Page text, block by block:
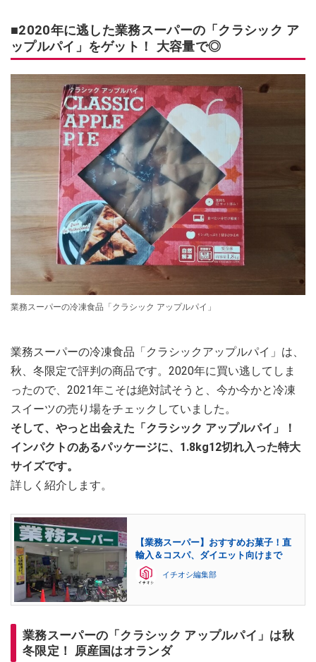
■2020年に逃した業務スーパーの「クラシック ア
ップルパイ」をゲット！ 大容量で◎
業務スーパーの冷凍食品「クラシック アップルパイ」
業務スーパーの冷凍食品「クラシックアップルパイ」は、
秋、冬限定で評判の商品です。2020年に買い逃してしま
ったので、2021年こそは絶対試そうと、今か今かと冷凍
スイーツの売り場をチェックしていました。
そして、やっと出会えた「クラシック アップルパイ」！
インパクトのあるパッケージに、1.8kg12切れ入った特大
サイズです。
詳しく紹介します。
【業務スーパー】おすすめお菓子！直
輸入＆コスパ、ダイエット向けまで
イチオシ編集部
業務スーパーの「クラシック アップルパイ」は秋
冬限定！ 原産国はオランダ